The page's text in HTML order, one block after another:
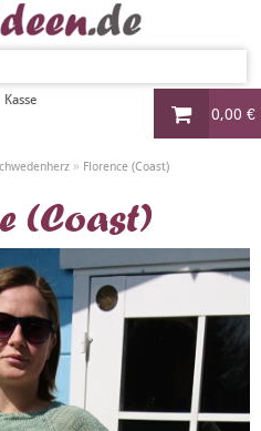
0,00 €
Kasse
» Florence (Coast)
(Coast)